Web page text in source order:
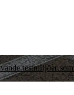
testmiljöer